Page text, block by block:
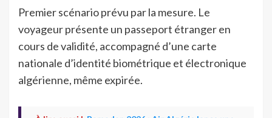
Premier scénario prévu par la mesure. Le
voyageur présente un passeport étranger en
cours de validité, accompagné d’une carte
nationale d’identité biométrique et électronique
algérienne, même expirée.